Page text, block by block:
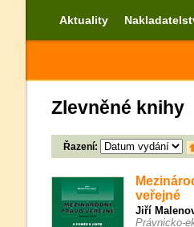
Aktuality
Zlevněné knihy
Řazení:
veřejné
Jiří
Právnicko-